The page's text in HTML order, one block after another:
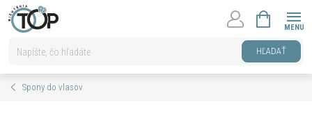
Prejsť
na
HĽADAŤ
KOŠÍK
Spony do vlasov